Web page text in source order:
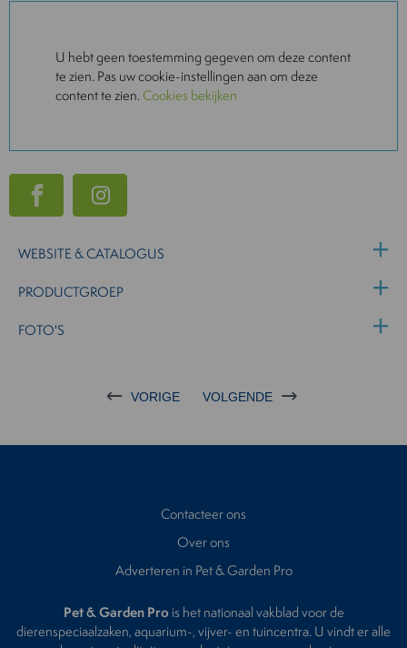
U hebt geen toestemming gegeven om deze content
te zien. Pas uw cookie-instellingen aan om deze
content te zien.Cookies bekijken
WEBSITE & CATALOGUS
PRODUCTGROEP
FOTO'S
VORIGE VOLGENDE
Contacteer ons
Over ons
Adverteren in Pet & Garden Pro
Pet & Garden Prois het nationaal vakblad voor de
dierenspeciaalzaken, aquarium-, vijver- en tuincentra. U vindt er alle